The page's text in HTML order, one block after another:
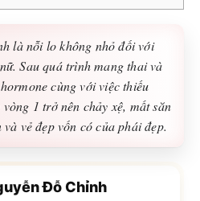
là nỗi lo không nhỏ đối với
Sau quá trình mang thai và
cùng với việc thiếu
1 trở nên chảy xệ, mất săn
vẻ đẹp vốn có của phái đẹp.
Đỗ Chỉnh